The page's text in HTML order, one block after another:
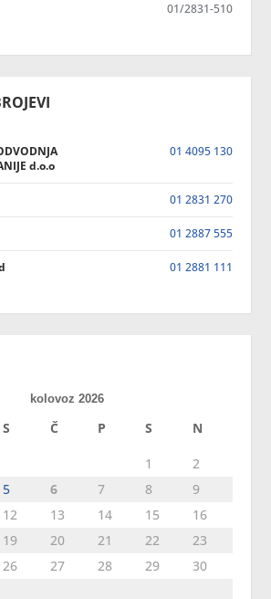
01/2831-510
d.o.o
01 4095 130
01 2831 270
01 2887 555
01 2881 111
kolovoz 2026
S Č P S N
1
2
5 6 7 8
9
12 13 14 15
16
19 20 21 22
23
26 27 28 29
30